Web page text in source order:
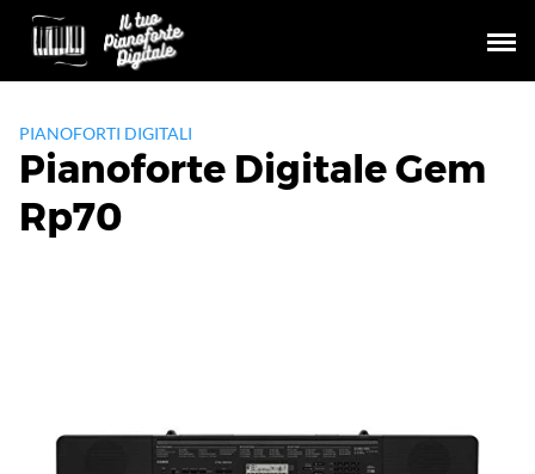
Skip
content
PIANOFORTI DIGITALI
Pianoforte Digitale Gem
Rp70